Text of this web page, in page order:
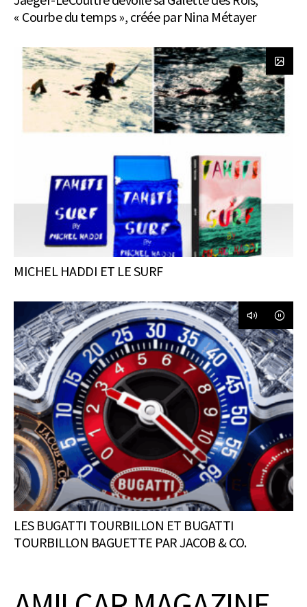
« Courbe du temps », créée par Nina Métayer
MICHEL HADDI ET LE SURF
LES BUGATTI TOURBILLON ET BUGATTI
TOURBILLON BAGUETTE PAR JACOB & CO.